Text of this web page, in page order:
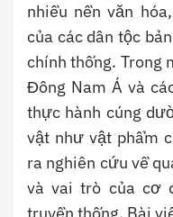
nhiều nền văn
của các dân tộc
chính thống. Trong
Đông Nam Á và
thực hành cúng
vật như vật phẩm
ra nghiên cứu về
và vai trò của cơ